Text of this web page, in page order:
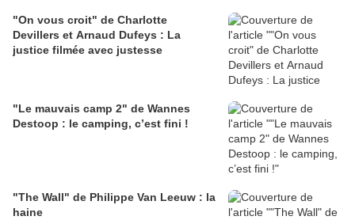
"On vous croit" de Charlotte
Devillers et Arnaud Dufeys : La
justice filmée avec justesse
"Le mauvais camp 2" de Wannes
Destoop : le camping, c’est fini !
"The Wall" de Philippe Van Leeuw : la
haine